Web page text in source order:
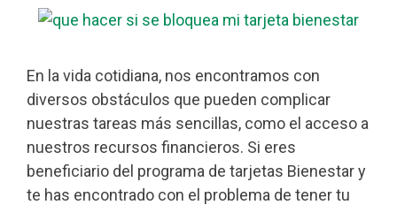
En la vida cotidiana, nos encontramos con
diversos obstáculos que pueden complicar
nuestras tareas más sencillas, como el acceso a
nuestros recursos financieros. Si eres
beneficiario del programa de tarjetas Bienestar y
te has encontrado con el problema de tener tu